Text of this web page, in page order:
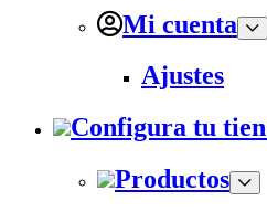
Mi cuenta
Ajustes
Configura tu
Productos